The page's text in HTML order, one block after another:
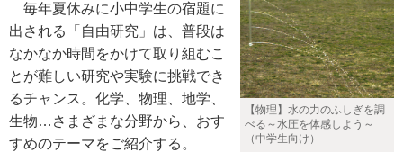
【物理】水の力のふしぎを調
べる～水圧を体感しよう～
（中学生向け）
毎年夏休みに小中学生の宿題に
出される「自由研究」は、普段は
なかなか時間をかけて取り組むこ
とが難しい研究や実験に挑戦でき
るチャンス。化学、物理、地学、
生物…さまざまな分野から、おす
すめのテーマをご紹介する。